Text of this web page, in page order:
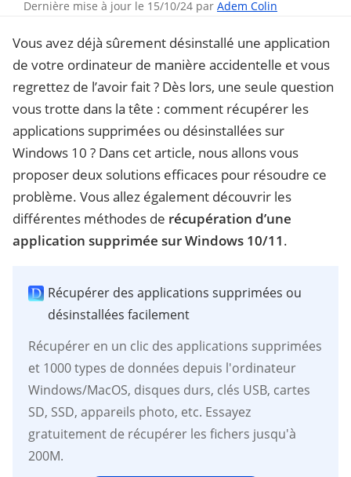
Dernière mise à jour le 15/10/24 par Adem Colin
Vous avez déjà sûrement désinstallé une application
de votre ordinateur de manière accidentelle et vous
regrettez de l’avoir fait ? Dès lors, une seule question
vous trotte dans la tête : comment récupérer les
applications supprimées ou désinstallées sur
Windows 10 ? Dans cet article, nous allons vous
proposer deux solutions efficaces pour résoudre ce
problème. Vous allez également découvrir les
différentes méthodes de récupération d’une
application supprimée sur Windows 10/11.
Récupérer des applications supprimées ou
désinstallées facilement
Récupérer en un clic des applications supprimées
et 1000 types de données depuis l'ordinateur
Windows/MacOS, disques durs, clés USB, cartes
SD, SSD, appareils photo, etc. Essayez
gratuitement de récupérer les fichers jusqu'à
200M.